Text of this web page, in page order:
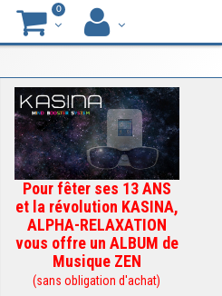
0
Pour fêter ses 13 ANS
et la révolution KASINA,
ALPHA-RELAXATION
vous offre un ALBUM de
Musique ZEN
(sans obligation d'achat)